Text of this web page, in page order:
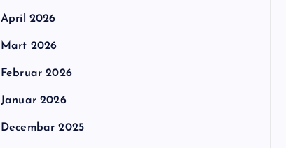
April 2026
Mart 2026
Februar 2026
Januar 2026
Decembar 2025